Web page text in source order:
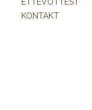
KONTAKT